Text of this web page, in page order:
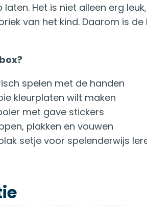
Het is niet alleen erg
van het kind. Daarom is
spelen met de handen
kleurplaten wilt maken
met gave stickers
plakken en vouwen
setje voor spelenderwijs